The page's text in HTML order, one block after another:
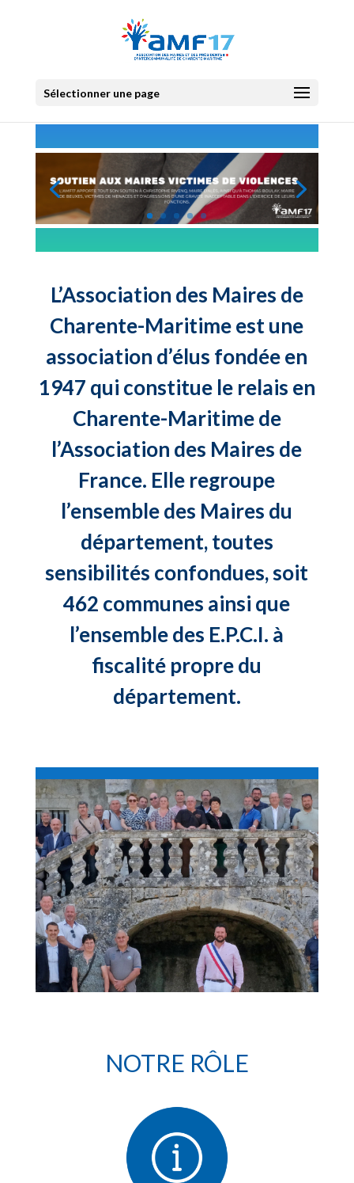
Sélectionner une page
L’Association des Maires de
Charente-Maritime est une
association d’élus fondée en
1947 qui constitue le relais en
Charente-Maritime de
l’Association des Maires de
France. Elle regroupe
l’ensemble des Maires du
département, toutes
sensibilités confondues, soit
462 communes ainsi que
l’ensemble des E.P.C.I. à
fiscalité propre du
département.
NOTRE RÔLE